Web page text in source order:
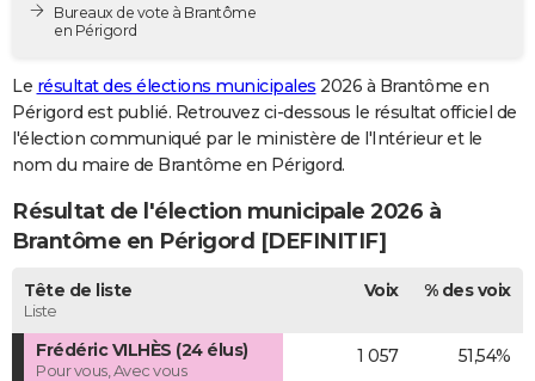
Destinations
City break
Voyage nature
Voyage de noces
Forum
PHOTO
GUIDES D'ACHAT
BONS PLANS
CARTE DE VOEUX
Carte de Noël
Carte Bonne année
Carte Saint-Valentin
Carte Pâques
Carte d'anniversaire
DICTIONNAIRE
COPAINS D'AVANT
S'inscrire
Se connecter
Lycées
Collèges
Primaires
Universités
Entreprises
Service militaire
Avis de recherche
AVIS DE DÉCÈS
Bureaux de vote à Brantôme
en Périgord
Le résultat des élections municipales 2026 à Brantôme en
Périgord est publié. Retrouvez ci-dessous le résultat officiel de
l'élection communiqué par le ministère de l'Intérieur et le
nom du maire de Brantôme en Périgord.
Résultat de l'élection municipale 2026 à
Brantôme en Périgord [DEFINITIF]
Tête de liste
Liste
Voix % des voix
Frédéric VILHÈS (24 élus)
Pour vous, Avec vous
1 057 51,54%